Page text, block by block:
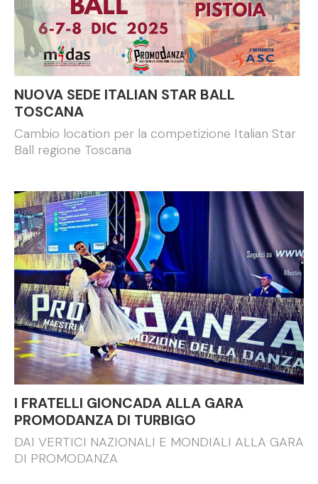
NUOVA SEDE ITALIAN STAR BALL
TOSCANA
Cambio location per la competizione Italian Star
Ball regione Toscana
I FRATELLI GIONCADA ALLA GARA
PROMODANZA DI TURBIGO
DAI VERTICI NAZIONALI E MONDIALI ALLA GARA
DI PROMODANZA